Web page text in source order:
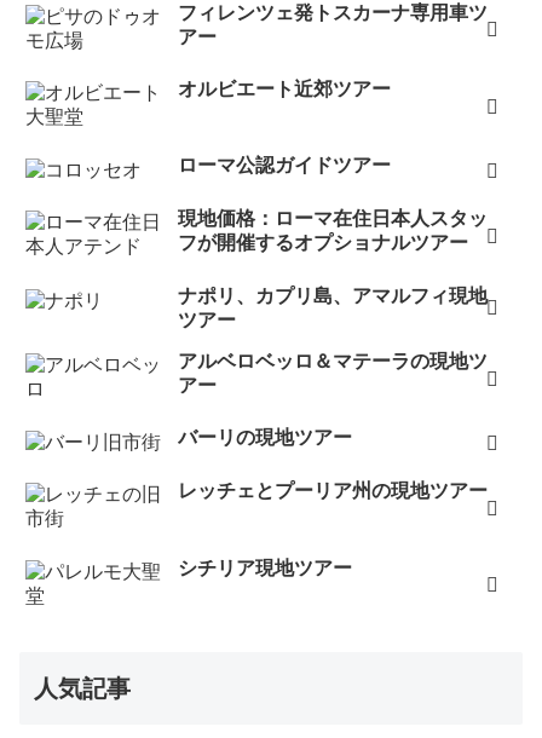
フィレンツェ発トスカーナ専用車ツ
アー
オルビエート近郊ツアー
ローマ公認ガイドツアー
現地価格：ローマ在住日本人スタッ
フが開催するオプショナルツアー
ナポリ、カプリ島、アマルフィ現地
ツアー
アルベロベッロ＆マテーラの現地ツ
アー
バーリの現地ツアー
レッチェとプーリア州の現地ツアー
シチリア現地ツアー
人気記事